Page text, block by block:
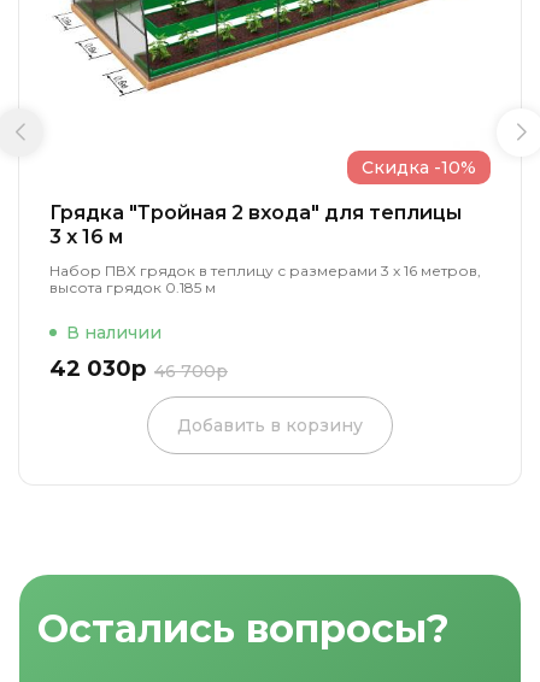
Грядка "Тройная 2 входа" для теплицы
3 x 16 м
Набор ПВХ грядок в теплицу с размерами 3 х 16 метров,
высота грядок 0.185 м
В наличии
42 030р 46 700р
Скидка -10%
Добавить в корзину
Остались вопросы?